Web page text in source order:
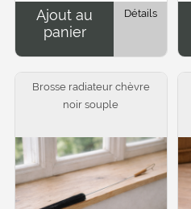
et les...
Ajout au
panier
Détails
Brosse radiateur chèvre
noir souple